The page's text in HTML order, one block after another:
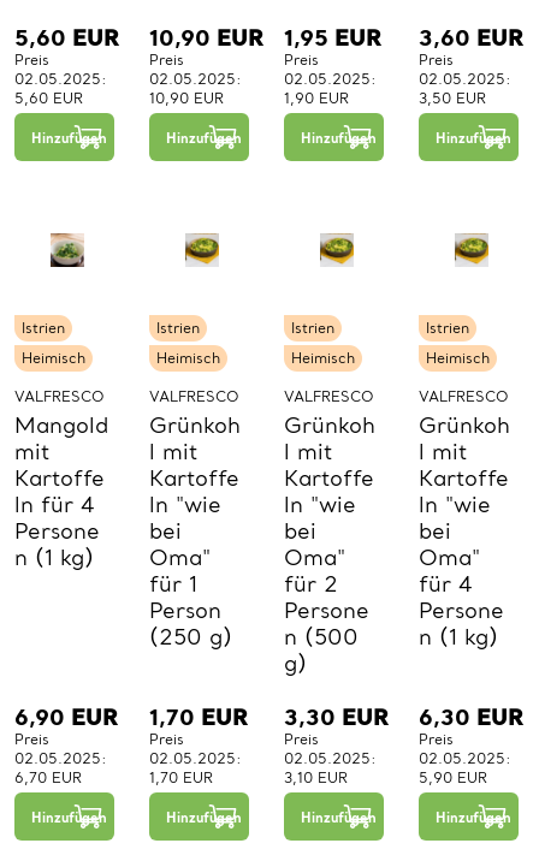
5,60 EUR
Preis
02.05.2025:
5,60 EUR
Hinzufügen 1 +
10,90 EUR
Preis
02.05.2025:
10,90 EUR
Hinzufügen 1 +
1,95 EUR
Preis
02.05.2025:
1,90 EUR
Hinzufügen 1 +
3,60 EUR
Preis
02.05.2025:
3,50 EUR
Hinzufügen
Heimisch
Istrien
VALFRESCO
Mangold
mit
Kartoffe
ln für 4
Persone
n (1 kg)
6,90 EUR
Preis
02.05.2025:
6,70 EUR
Hinzufügen 1 +
Heimisch
Istrien
VALFRESCO
Grünkoh
l mit
Kartoffe
ln "wie
bei
Oma"
für 1
Person
(250 g)
1,70 EUR
Preis
02.05.2025:
1,70 EUR
Hinzufügen 1 +
Heimisch
Istrien
VALFRESCO
Grünkoh
l mit
Kartoffe
ln "wie
bei
Oma"
für 2
Persone
n (500
g)
3,30 EUR
Preis
02.05.2025:
3,10 EUR
Hinzufügen 1 +
Heimisch
Istrien
VALFRESCO
Grünkoh
l mit
Kartoffe
ln "wie
bei
Oma"
für 4
Persone
n (1 kg)
6,30 EUR
Preis
02.05.2025:
5,90 EUR
Hinzufügen